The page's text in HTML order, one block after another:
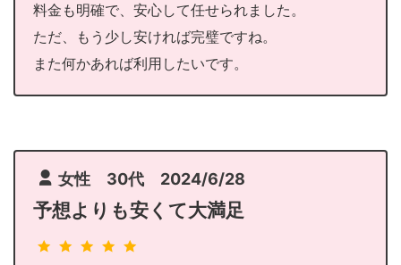
料金も明確で、安心して任せられました。
ただ、もう少し安ければ完璧ですね。
また何かあれば利用したいです。
女性 30代 2024/6/28
予想よりも安くて大満足